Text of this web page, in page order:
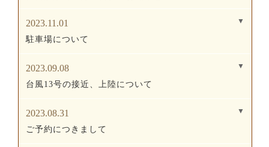
2023.11.01
駐車場について
2023.09.08
台風13号の接近、上陸について
2023.08.31
ご予約につきまして